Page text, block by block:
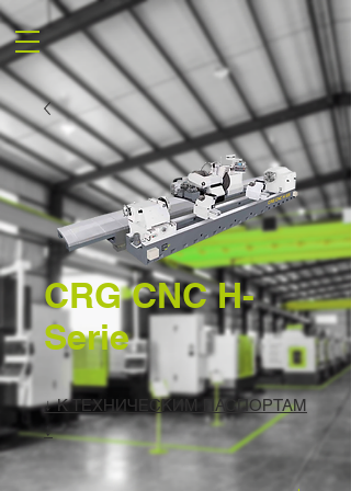
CRG CNC H-
Serie
↓ К ТЕХНИЧЕСКИМ ПАСПОРТАМ
↓